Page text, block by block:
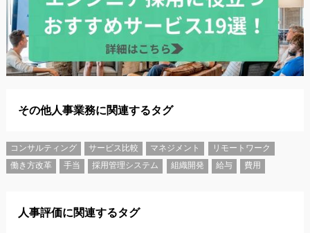
その他人事業務に関連するタグ
コンサルティング サービス比較 マネジメント リモートワーク
働き方改革 手当 採用管理システム 組織開発 給与 費用
人事評価に関連するタグ